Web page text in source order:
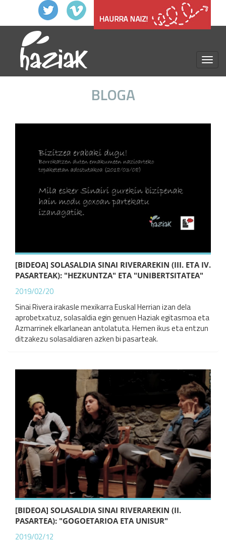
BLOGA
[BIDEOA] SOLASALDIA SINAI RIVERAREKIN (III. ETA IV.
PASARTEAK): "HEZKUNTZA" ETA "UNIBERTSITATEA"
2019/02/20
Sinai Rivera irakasle mexikarra Euskal Herrian izan dela
aprobetxatuz, solasaldia egin genuen Haziak egitasmoa eta
Azmarrinek elkarlanean antolatuta. Hemen ikus eta entzun
ditzakezu solasaldiaren azken bi pasarteak.
[BIDEOA] SOLASALDIA SINAI RIVERAREKIN (II.
PASARTEA): "GOGOETARIOA ETA UNISUR"
2019/02/12